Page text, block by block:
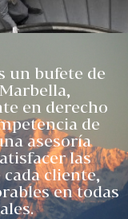
un bufete de
en derecho
de
asesoría
las
cada cliente,
en todas